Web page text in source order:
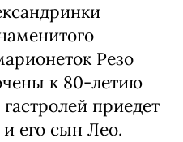
Резо
к 80-летию
приедет
его сын Лео.